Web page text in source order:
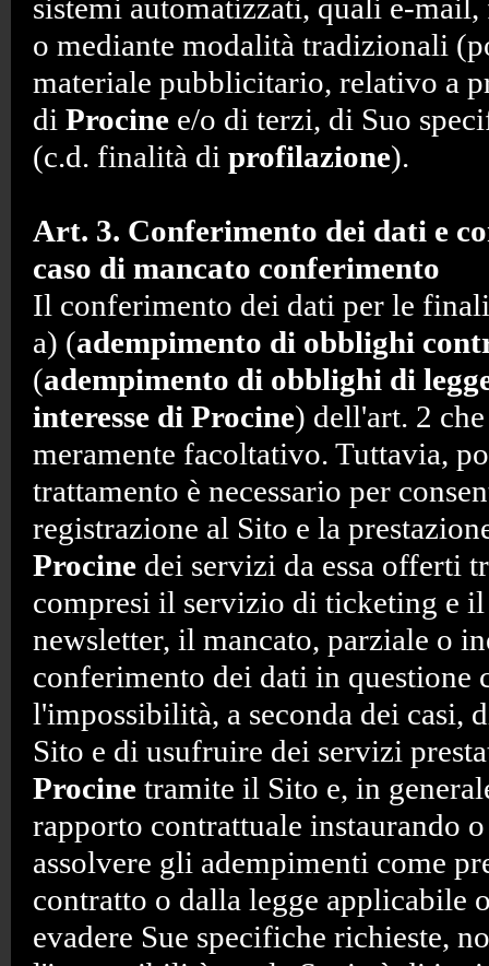
sistemi automatizzati, quali e-
o mediante modalità tradizionali
materiale pubblicitario, relativo a
di Procine e/o di terzi, di Suo
(c.d. finalità di profilazione).
Art. 3. Conferimento dei dati e
caso di mancato conferimento
Il conferimento dei dati per le
a) (adempimento di obblighi
(adempimento di obblighi di
interesse di Procine) dell'art. 2
meramente facoltativo. Tuttavia,
trattamento è necessario per
registrazione al Sito e la
Procine dei servizi da essa offerti
compresi il servizio di ticketing e
newsletter, il mancato, parziale o
conferimento dei dati in questione
l'impossibilità, a seconda dei casi,
Sito e di usufruire dei servizi
Procine tramite il Sito e, in
rapporto contrattuale instaurando
assolvere gli adempimenti come
contratto o dalla legge applicabile
evadere Sue specifiche richieste,